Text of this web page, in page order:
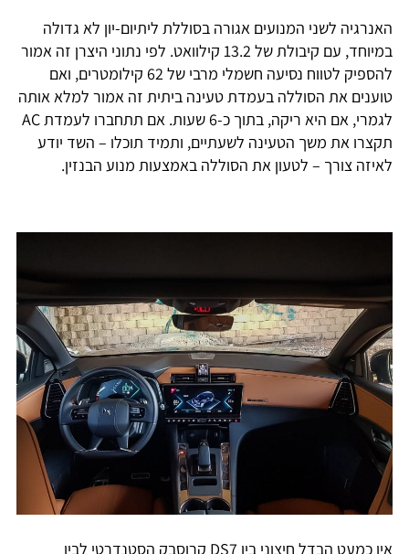
האנרגיה לשני המנועים אגורה בסוללת ליתיום-יון לא גדולה
במיוחד, עם קיבולת של
13.2 קילוואט. לפי נתוני היצרן זה אמור
להספיק לטווח נסיעה חשמלי מרבי של 62 קילומטרים, ואם
טוענים את הסוללה בעמדת טעינה ביתית זה אמור למלא אותה
לגמרי, אם היא ריקה, בתוך כ-6 שעות. אם תתחברו לעמדת AC
תקצרו את משך הטעינה לשעתיים, ותמיד תוכלו – השד יודע
לאיזה צורך – לטעון את הסוללה באמצעות מנוע הבנזין.
אין כמעט הבדל חיצוני בין DS7 קרוסבק הסטנדרטי לבין